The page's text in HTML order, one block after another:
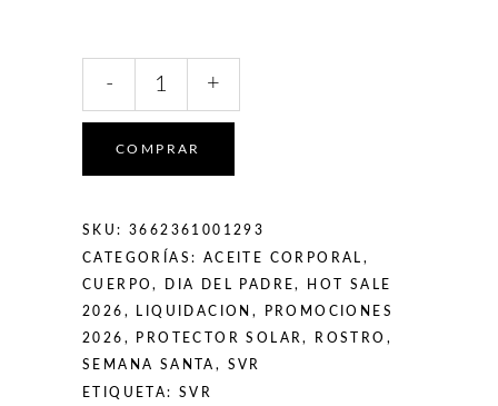
Secure
Solaire
200ml
quantity
- +
COMPRAR
SKU: 3662361001293
CATEGORÍAS: ACEITE CORPORAL ,
CUERPO, DIA DEL PADRE,
HOT SALE
2026 , LIQUIDACION ,
PROMOCIONES
2026 , PROTECTOR SOLAR, ROSTRO ,
SEMANA SANTA , SVR
ETIQUETA:SVR